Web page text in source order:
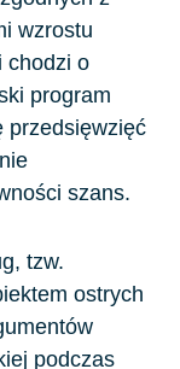
wzrostu
chodzi o
program
przedsięwzięć
szans.
tzw.
ostrych
podczas